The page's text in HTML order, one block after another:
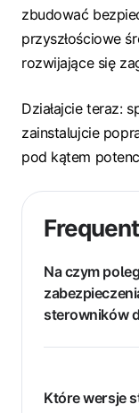
zbudować
przyszłościowe
rozwijające się
Działajcie teraz:
zainstalujcie
pod kątem
Na czym
sterowników
Które wersje